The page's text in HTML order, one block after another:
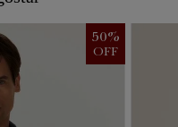
50%
OFF